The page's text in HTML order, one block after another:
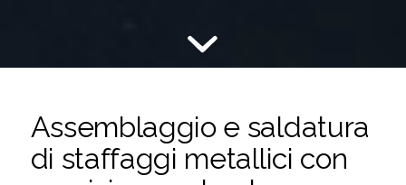
Assemblaggio e saldatura
di staffaggi metallici con